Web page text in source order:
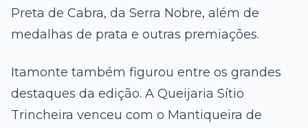
Preta de Cabra, da Serra Nobre, além de
medalhas de prata e outras premiações.
Itamonte também figurou entre os grandes
destaques da edição. A Queijaria Sítio
Trincheira venceu com o Mantiqueira de